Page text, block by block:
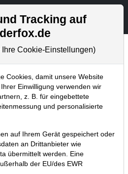
Aktien- und Artikelsuche
Optionsscheine-
(mit Zugriff auf
TraderFox GmbH
Tracking auf
Cookie-Einstellungen)
Cookies, damit unsere Website
Einwilligung verwenden wir
z. B. für eingebettete
und personalisierte
auf Ihrem Gerät gespeichert oder
an Drittanbieter wie
übermittelt werden. Eine
der EU/des EWR